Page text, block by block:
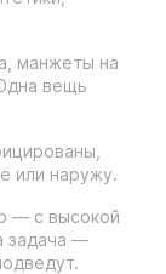
манжеты на
вещь
или наружу.
— с высокой
задача —